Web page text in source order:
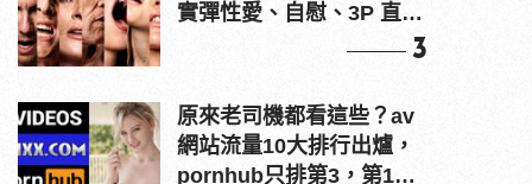
實彈性愛、自慰、3P 直接
3
原來老司機都看這些？av
網站流量10大排行出爐，
pornhub只排第3，第1名